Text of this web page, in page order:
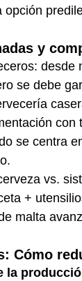
opción
y
desde
se debe
se centra
vs.
+
malta
Cómo
la